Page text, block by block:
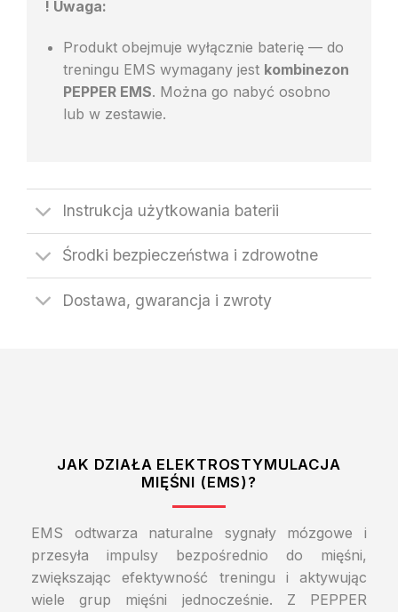
! Uwaga:
Produkt obejmuje wyłącznie baterię — do
treningu EMS wymagany jest kombinezon
PEPPER EMS. Można go nabyć osobno
lub w zestawie.
Instrukcja użytkowania baterii
Środki bezpieczeństwa i zdrowotne
Dostawa, gwarancja i zwroty
JAK DZIAŁA ELEKTROSTYMULACJA
MIĘŚNI (EMS)?
EMS odtwarza naturalne sygnały mózgowe i
przesyła impulsy bezpośrednio do mięśni,
zwiększając efektywność treningu i aktywując
wiele grup mięśni jednocześnie. Z PEPPER